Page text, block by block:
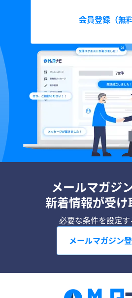
会員登録（無料
メールマガジ
新着情報が受け
必要な条件を設定す
メールマガジン